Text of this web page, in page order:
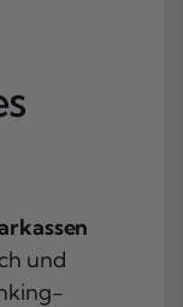
und